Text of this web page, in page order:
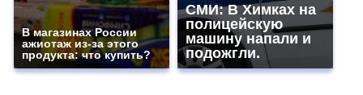
В магазинах России
ажиотаж из-за этого
продукта: что купить?
СМИ: В Химках на
полицейскую
машину напали и
подожгли.